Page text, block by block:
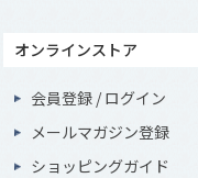
オンラインストア
会員登録 / ログイン
メールマガジン登録
ショッピングガイド